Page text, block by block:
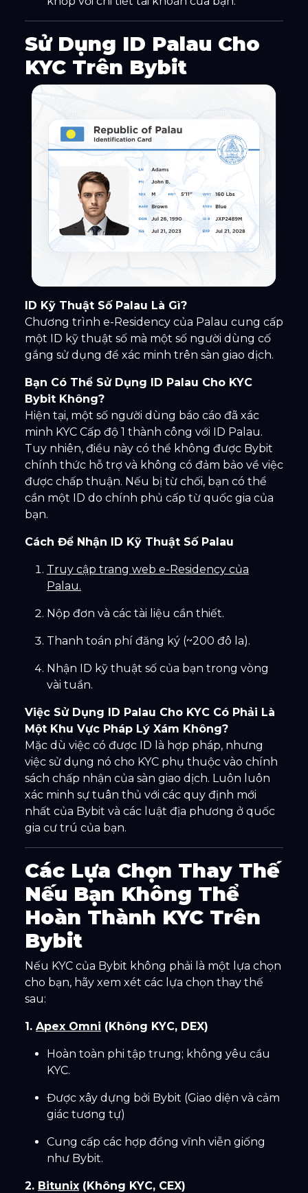
Sử Dụng ID Palau Cho
KYC Trên Bybit
ID Kỹ Thuật Số Palau Là Gì?
Chương trình e-Residency của Palau cung cấp
một ID kỹ thuật số mà một số người dùng cố
gắng sử dụng để xác minh trên sàn giao dịch.
Bạn Có Thể Sử Dụng ID Palau Cho KYC
Bybit Không?
Hiện tại, một số người dùng báo cáo đã xác
minh KYC Cấp độ 1 thành công với ID Palau.
Tuy nhiên, điều này có thể không được Bybit
chính thức hỗ trợ và không có đảm bảo về việc
được chấp thuận. Nếu bị từ chối, bạn có thể
cần một ID do chính phủ cấp từ quốc gia của
bạn.
Cách Để Nhận ID Kỹ Thuật Số Palau
Truy cập trang web e-Residency của
Palau.
Nộp đơn và các tài liệu cần thiết.
Thanh toán phí đăng ký (~200 đô la).
Nhận ID kỹ thuật số của bạn trong vòng
vài tuần.
Việc Sử Dụng ID Palau Cho KYC Có Phải Là
Một Khu Vực Pháp Lý Xám Không?
Mặc dù việc có được ID là hợp pháp, nhưng
việc sử dụng nó cho KYC phụ thuộc vào chính
sách chấp nhận của sàn giao dịch. Luôn luôn
xác minh sự tuân thủ với các quy định mới
nhất của Bybit và các luật địa phương ở quốc
gia cư trú của bạn.
Các Lựa Chọn Thay Thế
Nếu Bạn Không Thể
Hoàn Thành KYC Trên
Bybit
Nếu KYC của Bybit không phải là một lựa chọn
cho bạn, hãy xem xét các lựa chọn thay thế
sau:
1. Apex Omni (Không KYC, DEX)
Hoàn toàn phi tập trung; không yêu cầu
KYC.
Được xây dựng bởi Bybit (Giao diện và cảm
giác tương tự)
Cung cấp các hợp đồng vĩnh viễn giống
như Bybit.
2. Bitunix (Không KYC, CEX)